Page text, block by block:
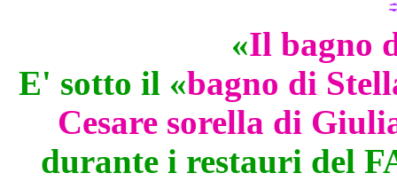
«Il bagno
E' sotto il «bagno di
Cesare sorella di
durante i restauri del